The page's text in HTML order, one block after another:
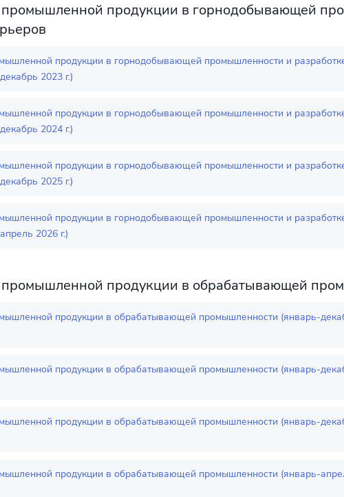
промышленной продукции в горнодобывающей
продукции в горнодобывающей промышленности и
2023 г.)
продукции в горнодобывающей промышленности и
2024 г.)
продукции в горнодобывающей промышленности и
2025 г.)
продукции в горнодобывающей промышленности и
2026 г.)
промышленной продукции в обрабатывающей
продукции в обрабатывающей промышленности (январь-
продукции в обрабатывающей промышленности (январь-
продукции в обрабатывающей промышленности (январь-
продукции в обрабатывающей промышленности (январь-